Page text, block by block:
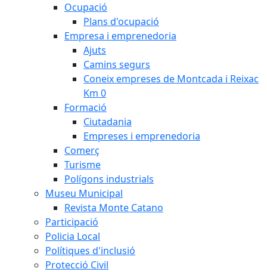
Ocupació
Plans d'ocupació
Empresa i emprenedoria
Ajuts
Camins segurs
Coneix empreses de Montcada i Reixac
Km 0
Formació
Ciutadania
Empreses i emprenedoria
Comerç
Turisme
Polígons industrials
Museu Municipal
Revista Monte Catano
Participació
Policia Local
Polítiques d'inclusió
Protecció Civil